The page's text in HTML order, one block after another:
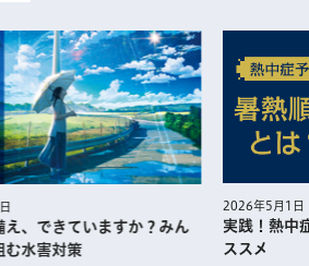
え、できていますか？みん
む水害対策
2026年5月1日
実践！熱中
ススメ